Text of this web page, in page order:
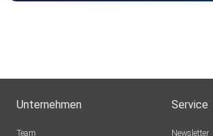
Unternehmen
Team
Service
Newsletter